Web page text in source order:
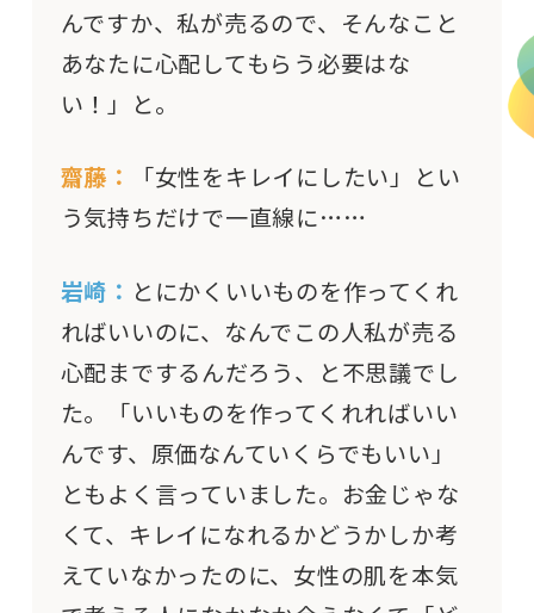
んですか、私が売るので、そんなこと
あなたに心配してもらう必要はな
い！」と。
齋藤：
「女性をキレイにしたい」とい
う気持ちだけで一直線に……
岩崎： とにかくいいものを作ってくれ
ればいいのに、なんでこの人私が売る
心配までするんだろう、と不思議でし
た。「いいものを作ってくれればいい
んです、原価なんていくらでもいい」
ともよく言っていました。お金じゃな
くて、キレイになれるかどうかしか考
えていなかったのに、女性の肌を本気